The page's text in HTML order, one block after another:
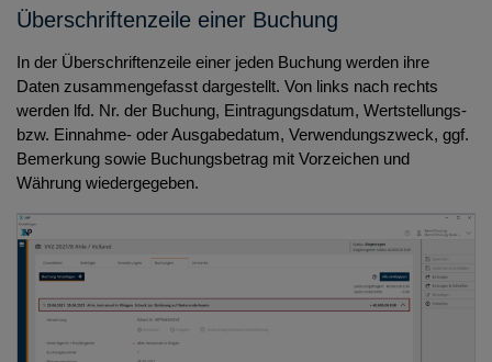
Überschriftenzeile einer Buchung
In der Überschriftenzeile einer jeden Buchung werden ihre
Daten zusammengefasst dargestellt. Von links nach rechts
werden lfd. Nr. der Buchung, Eintragungsdatum, Wertstellungs-
bzw. Einnahme- oder Ausgabedatum, Verwendungszweck, ggf.
Bemerkung sowie Buchungsbetrag mit Vorzeichen und
Währung wiedergegeben.